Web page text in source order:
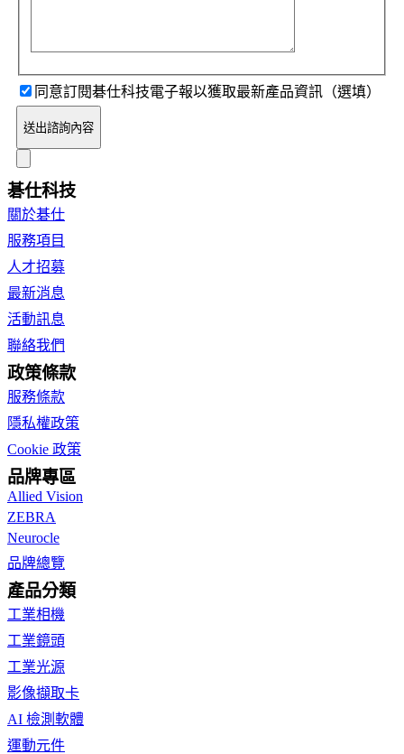
同意訂閱碁仕科技電子報以獲取最新產品資訊（選填）
送出諮詢內容
碁仕科技
關於碁仕
服務項目
人才招募
最新消息
活動訊息
聯絡我們
政策條款
服務條款
隱私權政策
Cookie 政策
品牌專區
Allied Vision
ZEBRA
Neurocle
品牌總覽
產品分類
工業相機
工業鏡頭
工業光源
影像擷取卡
AI 檢測軟體
運動元件